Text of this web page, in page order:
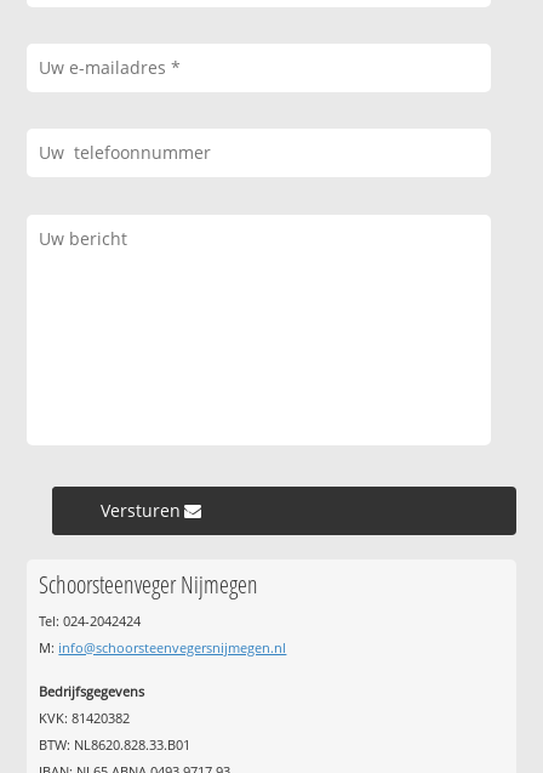
Versturen »
Schoorsteenveger Nijmegen
Tel: 024-2042424
M: info@schoorsteenvegersnijmegen.nl
Bedrijfsgegevens
KVK: 81420382
BTW: NL8620.828.33.B01